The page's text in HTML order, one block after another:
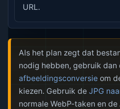
URL.
Als het plan zegt dat
nodig hebben, gebruik dan
afbeeldingsconversie om
kiezen. Gebruik de JPG
normale WebP-taken en